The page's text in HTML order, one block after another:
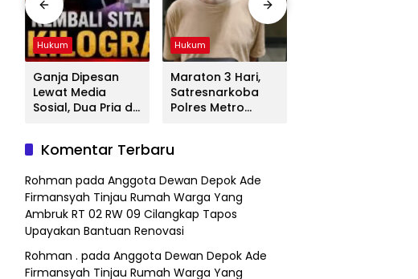
Hukum
Ganja Dipesan
Lewat Media
Sosial, Dua Pria di
Satresnarkoba
Bekasi
Hukum
Maraton 3 Hari,
Satresnarkoba
Polres Metro
Ganja, dan
Komentar Terbaru
Rohman pada Anggota Dewan Depok Ade
Firmansyah Tinjau Rumah Warga Yang
Ambruk RT 02 RW 09 Cilangkap Tapos
Upayakan Bantuan Renovasi
Rohman . pada Anggota Dewan Depok Ade
Firmansyah Tinjau Rumah Warga Yang